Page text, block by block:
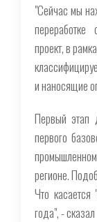
"Сейчас мы
переработке
проект, в
и наносящие
Первый этап
первого
регионе.
Что
года", -